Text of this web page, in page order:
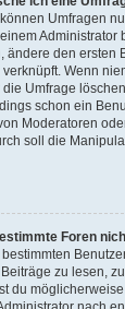
Umfragen
Administrator
ändere den ersten
Wenn
Umfrage
schon ein
Moderatoren
soll die
Foren
zu lesen,
du